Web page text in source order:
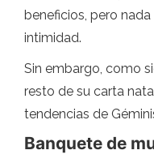
beneficios, pero
intimidad.
Sin embargo, como
resto de su carta
tendencias de
Banquete de